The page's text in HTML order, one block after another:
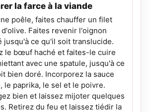
la farce à la viande
poêle, faites chauffer un filet
Faites revenir l'oignon
jusqu'à ce qu'il soit translucide.
le bœuf haché et faites-le cuire
avec une spatule, jusqu'à ce
bien doré. Incorporez la sauce
le paprika, le sel et le poivre.
bien et laissez mijoter quelques
Retirez du feu et laissez tiédir la